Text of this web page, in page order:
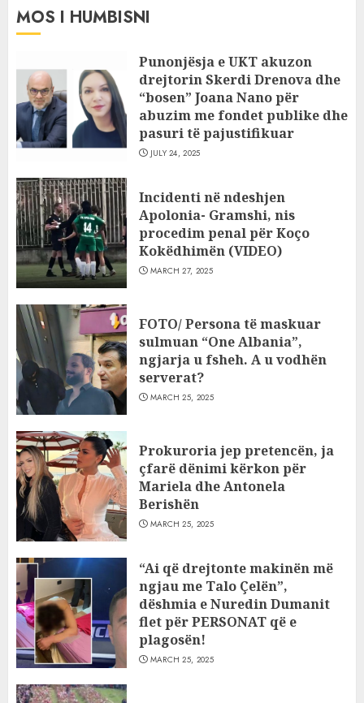
MOS I HUMBISNI
Punonjësja e UKT akuzon
drejtorin Skerdi Drenova dhe
“bosen” Joana Nano për
abuzim me fondet publike dhe
pasuri të pajustifikuar
JULY 24, 2025
Incidenti në ndeshjen
Apolonia- Gramshi, nis
procedim penal për Koço
Kokëdhimën (VIDEO)
MARCH 27, 2025
FOTO/ Persona të maskuar
sulmuan “One Albania”,
ngjarja u fsheh. A u vodhën
serverat?
MARCH 25, 2025
Prokuroria jep pretencën, ja
çfarë dënimi kërkon për
Mariela dhe Antonela
Berishën
MARCH 25, 2025
“Ai që drejtonte makinën më
ngjau me Talo Çelën”,
dëshmia e Nuredin Dumanit
flet për PERSONAT që e
plagosën!
MARCH 25, 2025